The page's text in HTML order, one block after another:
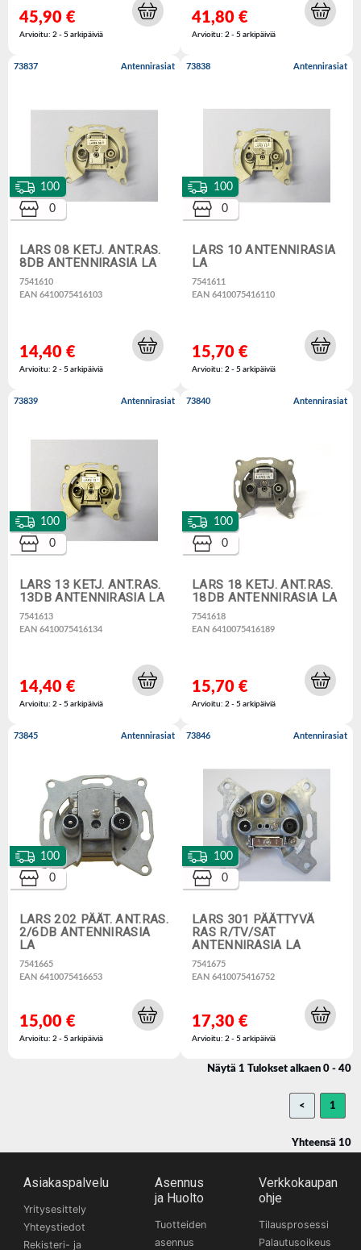
45,90 €
Arvioitu: 2 - 5 arkipäiviä
41,80 €
Arvioitu: 2 - 5 arkipäiviä
73837 Antennirasiat
LARS 08 KETJ. ANT.RAS.
8DB ANTENNIRASIA LA
7541610
EAN 6410075416103
100
0
14,40 €
Arvioitu: 2 - 5 arkipäiviä
73838 Antennirasiat
LARS 10 ANTENNIRASIA
LA
7541611
EAN 6410075416110
100
0
15,70 €
Arvioitu: 2 - 5 arkipäiviä
73839 Antennirasiat
LARS 13 KETJ. ANT.RAS.
13DB ANTENNIRASIA LA
7541613
EAN 6410075416134
100
0
14,40 €
Arvioitu: 2 - 5 arkipäiviä
73840 Antennirasiat
LARS 18 KETJ. ANT.RAS.
18DB ANTENNIRASIA LA
7541618
EAN 6410075416189
100
0
15,70 €
Arvioitu: 2 - 5 arkipäiviä
73845 Antennirasiat
LARS 202 PÄÄT. ANT.RAS.
2/6DB ANTENNIRASIA
LA
7541665
EAN 6410075416653
100
0
15,00 €
Arvioitu: 2 - 5 arkipäiviä
73846 Antennirasiat
LARS 301 PÄÄTTYVÄ
RAS R/TV/SAT
ANTENNIRASIA LA
7541675
EAN 6410075416752
100
0
17,30 €
Arvioitu: 2 - 5 arkipäiviä
Näytä 1 Tulokset alkaen 0 - 40
< 1
Yhteensä 10
Asiakaspalvelu
Yritysesittely
Yhteystiedot
Rekisteri- ja
Asennus
ja Huolto
Tuotteiden
asennus
Verkkokaupan
ohje
Tilausprosessi
Palautusoikeus